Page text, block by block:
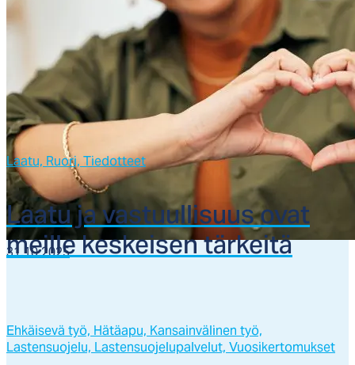
31.10.2025
Laatu, Ruori, Tiedotteet
Laa­tu ja vas­tuul­li­suus ovat
meil­le kes­kei­sen tär­kei­tä
Ehkäisevä työ, Hätäapu, Kansainvälinen työ,
Lastensuojelu, Lastensuojelupalvelut, Vuosikertomukset